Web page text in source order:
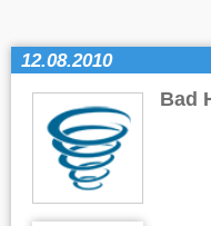
12.08.2010
Bad